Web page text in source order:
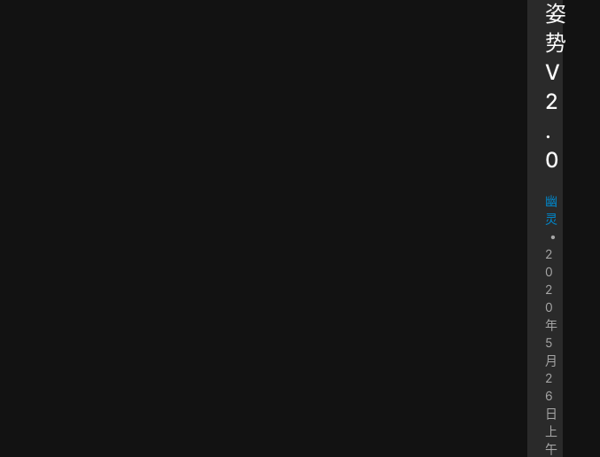
姿
势
V
2
.
0
幽
灵
•
2
0
2
0
年
5
月
2
6
日
上
午